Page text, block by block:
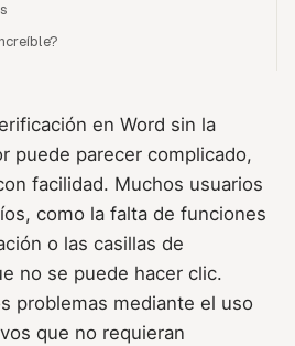
en Word sin la
puede parecer complicado,
facilidad. Muchos usuarios
como la falta de funciones
o las casillas de
no se puede hacer clic.
problemas mediante el uso
que no requieran